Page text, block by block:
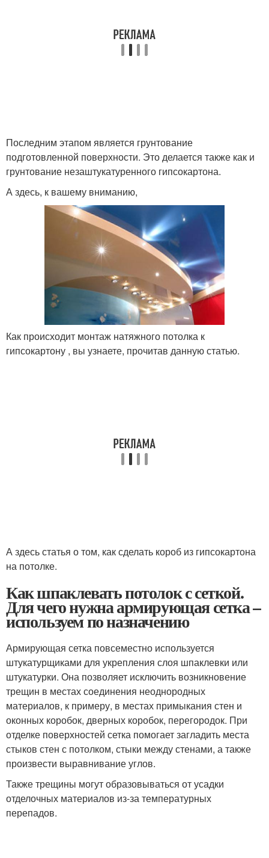
Последним этапом является грунтование
подготовленной поверхности. Это делается также как и
грунтование незаштукатуренного гипсокартона.
А здесь, к вашему вниманию,
Как происходит монтаж натяжного потолка к
гипсокартону , вы узнаете, прочитав данную статью.
А здесь статья о том, как сделать короб из гипсокартона
на потолке.
Как шпаклевать потолок с сеткой.
Для чего нужна армирующая сетка –
используем по назначению
Армирующая сетка повсеместно используется
штукатурщиками для укрепления слоя шпаклевки или
штукатурки. Она позволяет исключить возникновение
трещин в местах соединения неоднородных
материалов, к примеру, в местах примыкания стен и
оконных коробок, дверных коробок, перегородок. При
отделке поверхностей сетка помогает загладить места
стыков стен с потолком, стыки между стенами, а также
произвести выравнивание углов.
Также трещины могут образовываться от усадки
отделочных материалов из-за температурных
перепадов.